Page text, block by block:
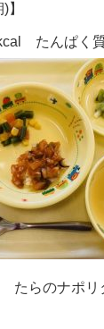
】
たんぱく
らのナポリ